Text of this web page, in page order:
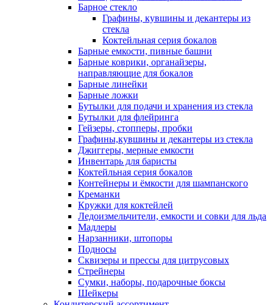
Барное стекло
Графины, кувшины и декантеры из
стекла
Коктейльная серия бокалов
Барные емкости, пивные башни
Барные коврики, органайзеры,
направляющие для бокалов
Барные линейки
Барные ложки
Бутылки для подачи и хранения из стекла
Бутылки для флейринга
Гейзеры, стопперы, пробки
Графины,кувшины и декантеры из стекла
Джиггеры, мерные емкости
Инвентарь для баристы
Коктейльная серия бокалов
Контейнеры и ёмкости для шампанского
Креманки
Кружки для коктейлей
Ледоизмельчители, емкости и совки для льда
Мадлеры
Нарзанники, штопоры
Подносы
Сквизеры и прессы для цитрусовых
Стрейнеры
Сумки, наборы, подарочные боксы
Шейкеры